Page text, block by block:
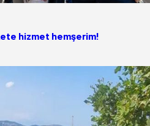
hizmet hemşerim!